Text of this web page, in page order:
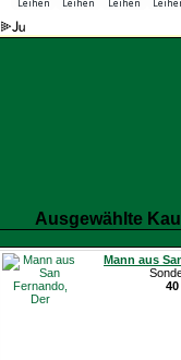
Ausgewählte
Mann aus
40